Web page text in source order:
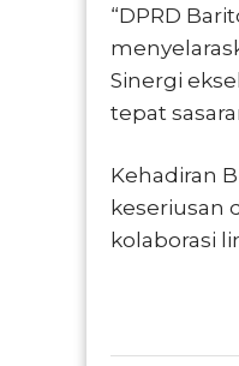
“DPRD
Sinergi
tepat
Kehadiran
keseriusan
kolaborasi